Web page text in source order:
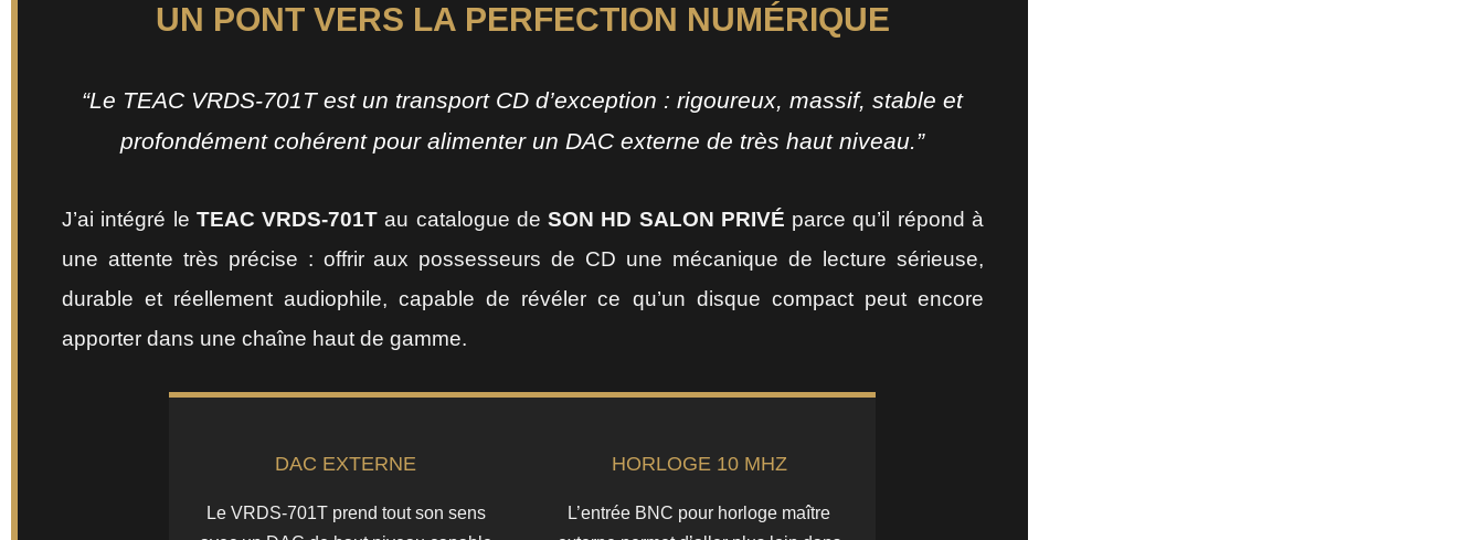
UN PONT VERS LA PERFECTION NUMÉRIQUE
“Le TEAC VRDS-701T est un transport CD d’exception : rigoureux, massif, stable et
profondément cohérent pour alimenter un DAC externe de très haut niveau.”
J’ai intégré le TEAC VRDS-701T au catalogue deSON HD SALON PRIVÉ parce qu’il répond à
une attente très précise : offrir aux possesseurs de CD une mécanique de lecture sérieuse,
durable et réellement audiophile, capable de révéler ce qu’un disque compact peut encore
apporter dans une chaîne haut de gamme.
DAC EXTERNE
Le VRDS-701T prend tout son sens
HORLOGE 10 MHZ
L’entrée BNC pour horloge maître